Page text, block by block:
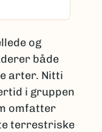
og
både
arter. Nitti
i gruppen
omfatter
terrestriske